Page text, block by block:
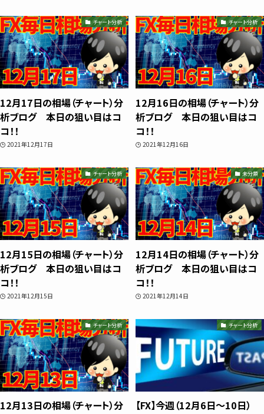
相場分析
インジケーター
TradingView
スキャルピング
トレード資料
チャート分析
12月17日の相場（チャート）分
析ブログ 本日の狙い目はコ
コ！！
2021年12月17日
チャート分析
12月16日の相場（チャート）分
析ブログ 本日の狙い目はコ
コ！！
2021年12月16日
チャート分析
12月15日の相場（チャート）分
析ブログ 本日の狙い目はコ
コ！！
2021年12月15日
未分類
12月14日の相場（チャート）分
析ブログ 本日の狙い目はコ
コ！！
2021年12月14日
チャート分析
12月13日の相場（チャート）分
チャート分析
【FX】今週（12月6日〜10日）